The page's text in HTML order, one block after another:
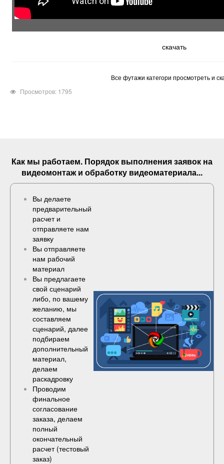
скачать
Все футажи категори просмотреть и
Просмотров: 1795
Как мы работаем. Порядок выполнениязаявок на
видеомонтаж и обработку видеоматериала...
Вы делаете
предварительный
расчет и
отправляете нам
заявку
Вы отправляете
нам рабочий
материал
Вы предлагаете
свой сценарий
либо, по вашему
желанию, мы
составляем
сценарий, далее
подбираем
дополнительный
материал,
делаем
раскадровку
Проводим
финальное
согласование
заказа, делаем
полный
окончательный
расчет (тестовый
заказ)